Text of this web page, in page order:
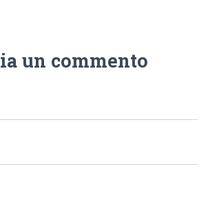
un commento